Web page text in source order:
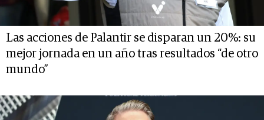
Las acciones de Palantir se disparan un 20%: su
mejor jornada en un año tras resultados “de otro
mundo”